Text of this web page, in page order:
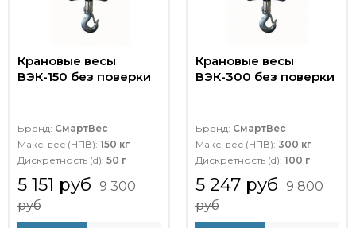
Крановые весы
ВЭК-150 без поверки
Бренд: СмартВес
Макс. вес (НПВ): 150 кг
Дискретность (d): 50 г
5 151 руб 9 300
руб
Крановые весы
ВЭК-300 без поверки
Бренд: СмартВес
Макс. вес (НПВ): 300 кг
Дискретность (d): 100 г
5 247 руб 9 800
руб